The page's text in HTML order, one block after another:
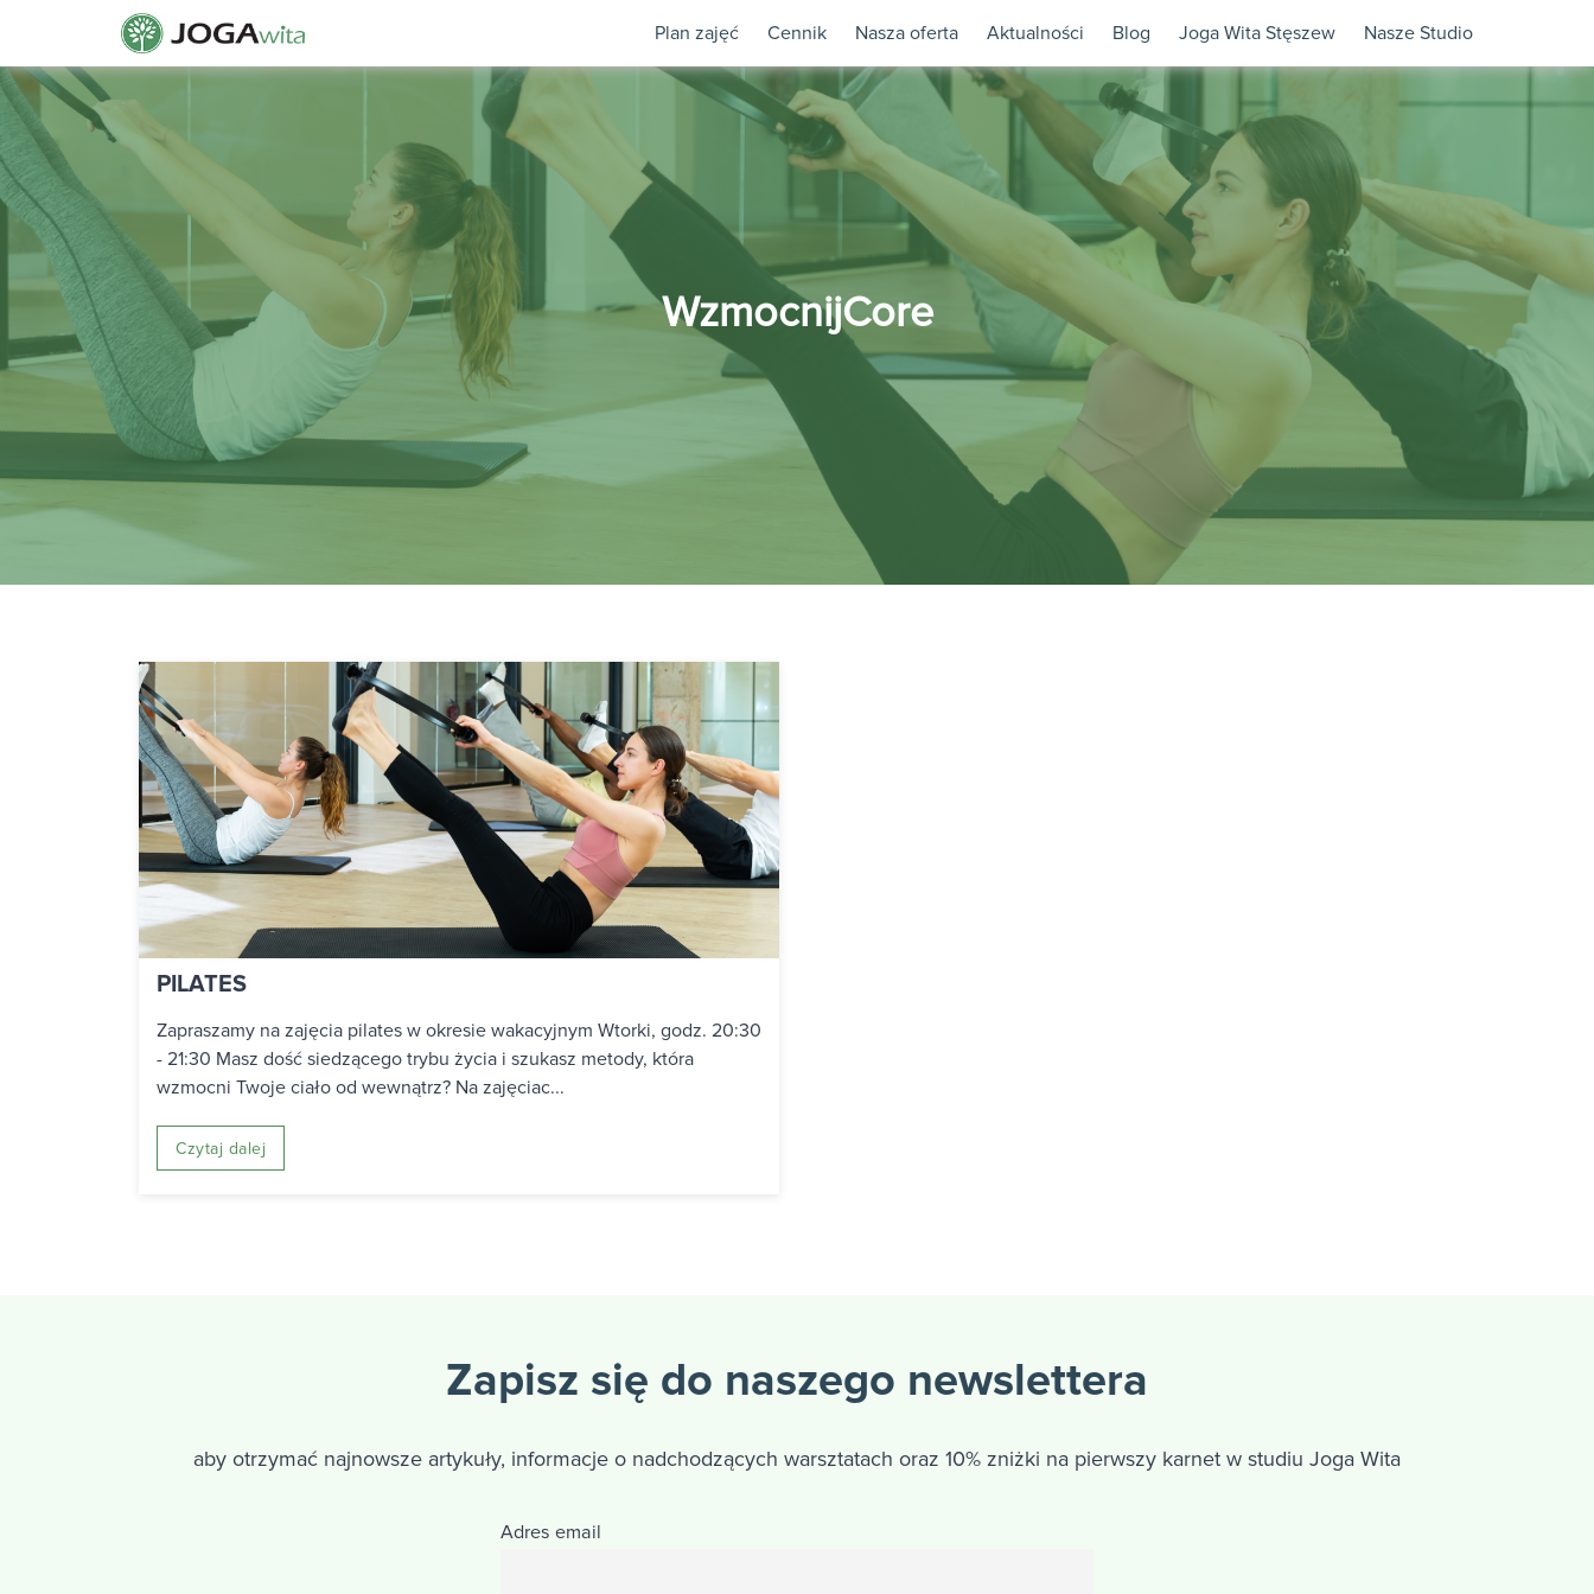
Plan zajęć Cennik Nasza oferta Aktualności Blog Joga Wita Stęszew Nasze Studio
WzmocnijCore
PILATES
Zapraszamy na zajęcia pilates w okresie wakacyjnym Wtorki, godz. 20:30
- 21:30 Masz dość siedzącego trybu życia i szukasz metody, która
wzmocni Twoje ciało od wewnątrz? Na zajęciac...
Czytaj dalej
Zapisz się do naszego newslettera
aby otrzymać najnowsze artykuły, informacje o nadchodzących warsztatach oraz 10% zniżki na pierwszy karnet w studiu Joga Wita
Adres email